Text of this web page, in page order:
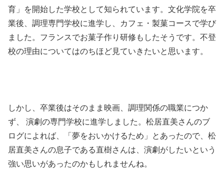
育」を開始した学校として知られています。文化学院を卒
業後、調理専門学校に進学し、カフェ・製菓コースで学び
ました。フランスでお菓子作り研修もしたそうです。不登
校の理由についてはのちほど見ていきたいと思います。
しかし、卒業後はそのまま映画、調理関係の職業につか
ず、 演劇の専門学校に進学しました。松居直美さんのブ
ログによれば、「夢をおいかけるため」とあったので、松
居直美さんの息子である直樹さんは、演劇がしたいという
強い思いがあったのかもしれませんね。